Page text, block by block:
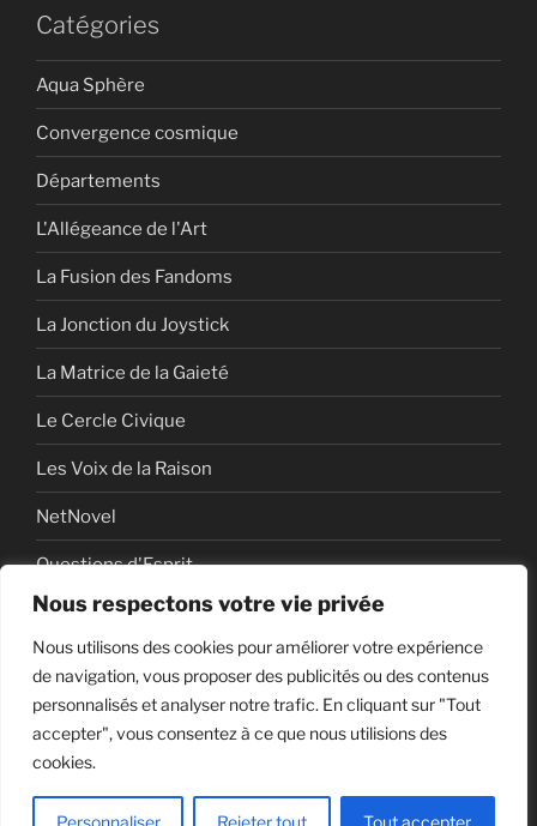
Nous respectons votre vie privée
Nous utilisons des cookies pour améliorer votre expérience
de navigation, vous proposer des publicités ou des contenus
personnalisés et analyser notre trafic. En cliquant sur "Tout
accepter", vous consentez à ce que nous utilisions des
cookies.
Personnaliser Rejeter tout Tout accepter
Catégories
Aqua Sphère
Convergence cosmique
Départements
L'Allégeance de l'Art
La Fusion des Fandoms
La Jonction du Joystick
La Matrice de la Gaieté
Le Cercle Civique
Les Voix de la Raison
NetNovel
Questions d'Esprit
Série
Série vidéo
WordPress